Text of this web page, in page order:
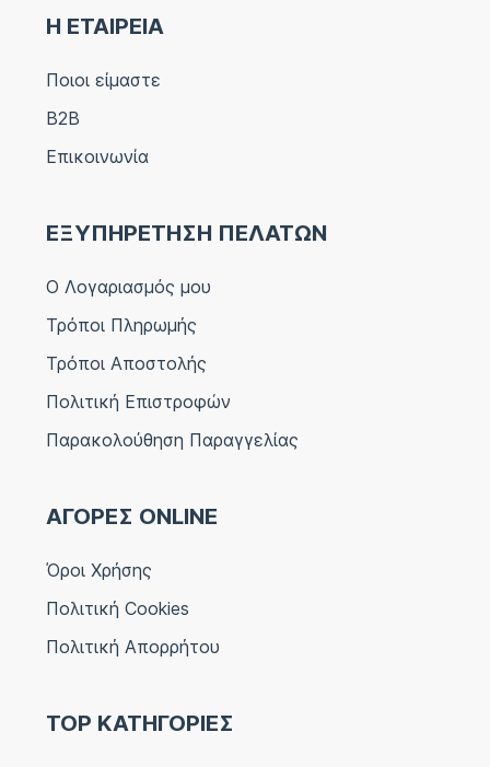
Η ΕΤΑΙΡΕΙΑ
Ποιοι είμαστε
B2B
Επικοινωνία
ΕΞΥΠΗΡΕΤΗΣΗ ΠΕΛΑΤΩΝ
Ο Λογαριασμός μου
Τρόποι Πληρωμής
Τρόποι Αποστολής
Πολιτική Επιστροφών
Παρακολούθηση Παραγγελίας
ΑΓΟΡΕΣ ONLINE
Όροι Χρήσης
Πολιτική Cookies
Πολιτική Απορρήτου
TOP ΚΑΤΗΓΟΡΙΕΣ